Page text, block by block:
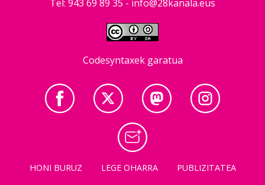
Tel: 943 69 89 35 - info@28kanala.eus
Codesyntaxek garatua
HONI BURUZ LEGE OHARRA
PUBLIZITATEA